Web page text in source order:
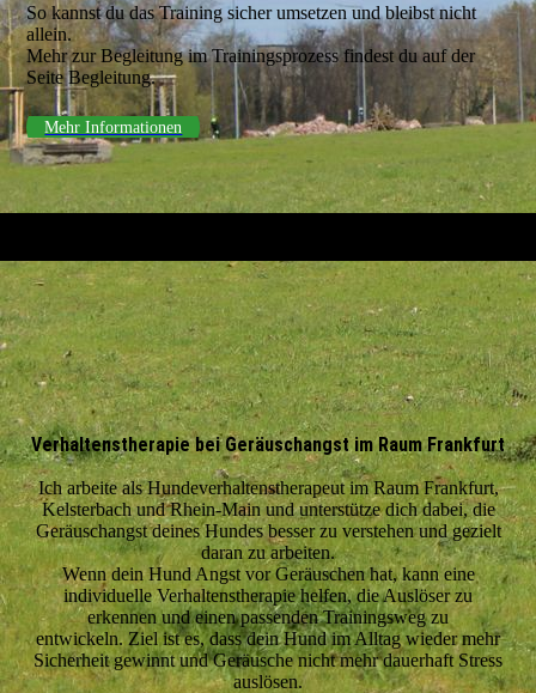
So kannst du das Training sicher umsetzen und bleibst nicht
allein.
Mehr zur Begleitung im Trainingsprozess findest du auf der
Seite Begleitung.
Mehr Informationen
Verhaltenstherapie bei Geräuschangst im Raum Frankfurt
Ich arbeite als Hundeverhaltenstherapeut im Raum Frankfurt,
Kelsterbach und Rhein-Main und unterstütze dich dabei, die
Geräuschangst deines Hundes besser zu verstehen und gezielt
daran zu arbeiten.
Wenn dein Hund Angst vor Geräuschen hat, kann eine
individuelle Verhaltenstherapie helfen, die Auslöser zu
erkennen und einen passenden Trainingsweg zu
entwickeln. Ziel ist es, dass dein Hund im Alltag wieder mehr
Sicherheit gewinnt und Geräusche nicht mehr dauerhaft Stress
auslösen.